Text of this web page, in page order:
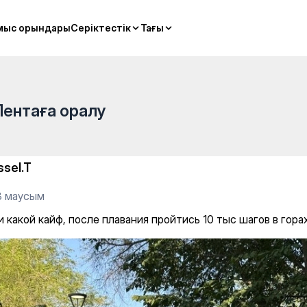
орындарыСеріктестік Тағы
орындарыСеріктестік Тағы
пройтись 10 тыс
оралу
маусым
какой кайф, после плавания пройтись 10 тыс шагов в